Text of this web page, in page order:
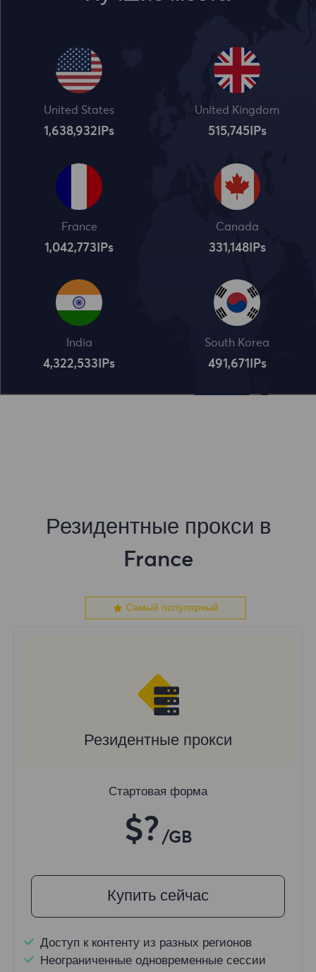
United States
1,638,932 IPs
United Kingdom
515,745IPs
France
1,042,773 IPs
Canada
331,148IPs
India
4,322,534 IPs
South Korea
491,672 IPs
Резидентные прокси в
France
Самый популярный
Резидентные прокси
Стартовая форма
$? /GB
Купить сейчас
Доступ к контенту из разных регионов
Неограниченные одновременные сессии